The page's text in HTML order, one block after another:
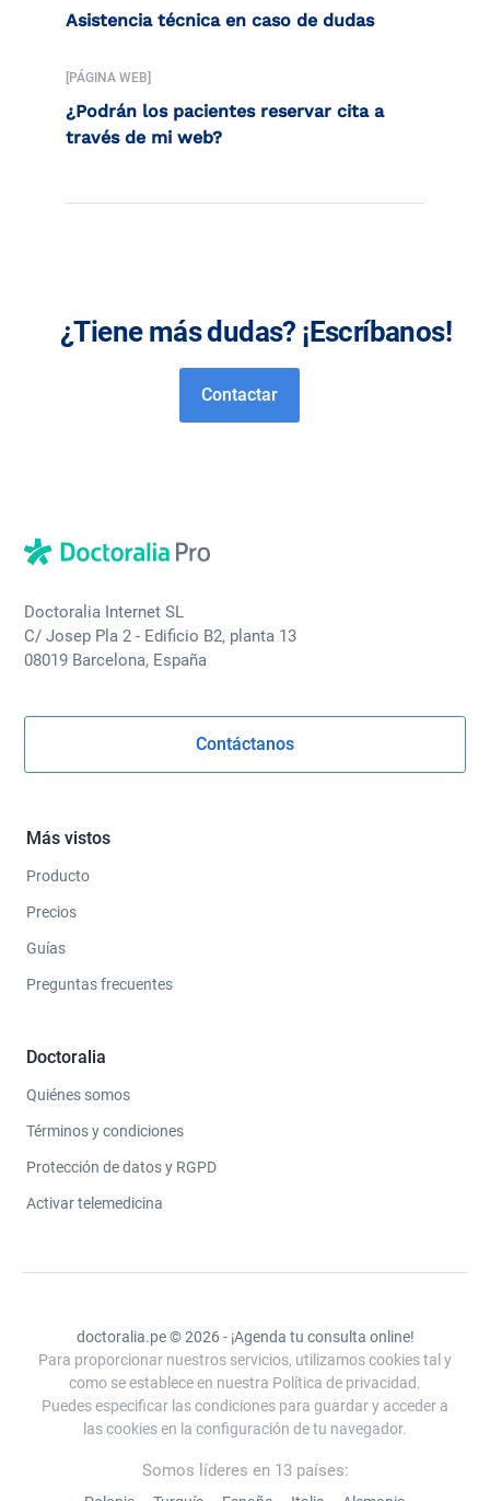
Asistencia técnica en caso de dudas
[PÁGINA WEB]
¿Podrán los pacientes reservar cita a
través de mi web?
¿Tiene más dudas? ¡Escríbanos!
Contactar
Doctoralia Internet SL
C/ Josep Pla 2 - Edificio B2, planta 13
08019 Barcelona, España
Contáctanos
Más vistos
Producto
Precios
Guías
Preguntas frecuentes
Doctoralia
Quiénes somos
Términos y condiciones
Protección de datos y RGPD
Activar telemedicina
doctoralia.pe © 2026 - ¡Agenda tu consulta online!
Para proporcionar nuestros servicios, utilizamos cookies tal y
como se establece en nuestra Política de privacidad.
Puedes especificar las condiciones para guardar y acceder a
las cookies en la configuración de tu navegador.
Somos líderes en 13 países: